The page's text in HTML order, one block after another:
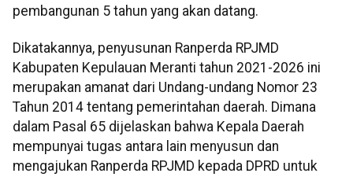
pembangunan 5 tahun yang akan datang.
Dikatakannya, penyusunan Ranperda RPJMD
Kabupaten Kepulauan Meranti tahun 2021-2026 ini
merupakan amanat dari Undang-undang Nomor 23
Tahun 2014 tentang pemerintahan daerah. Dimana
dalam Pasal 65 dijelaskan bahwa Kepala Daerah
mempunyai tugas antara lain menyusun dan
mengajukan Ranperda RPJMD kepada DPRD untuk